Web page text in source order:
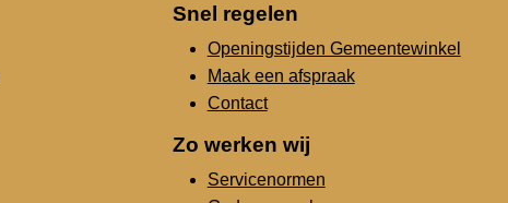
Snel regelen
Openingstijden Gemeentewinkel
Maak een afspraak
Contact
Zo werken wij
Servicenormen